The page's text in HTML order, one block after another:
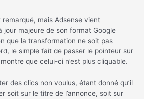
remarqué, mais Adsense vient
jour majeure de son format Google
que la transformation ne soit pas
le simple fait de passer le pointeur sur
que celui-ci n’est plus cliquable.
des clics non voulus, étant donné qu’il
soit sur le titre de l’annonce, soit sur